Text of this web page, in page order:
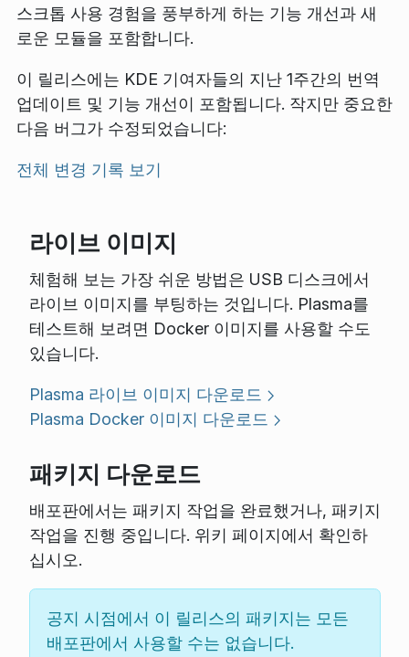
스크톱 사용 경험을 풍부하게 하는 기능 개선과 새
로운 모듈을 포함합니다.
이 릴리스에는 KDE 기여자들의 지난 1주간의 번역
업데이트 및 기능 개선이 포함됩니다. 작지만 중요한
다음 버그가 수정되었습니다:
전체 변경 기록 보기
라이브 이미지
체험해 보는 가장 쉬운 방법은 USB 디스크에서
라이브 이미지를 부팅하는 것입니다. Plasma를
테스트해 보려면 Docker 이미지를 사용할 수도
있습니다.
Plasma 라이브 이미지 다운로드
Plasma Docker 이미지 다운로드
패키지 다운로드
배포판에서는 패키지 작업을 완료했거나, 패키지
작업을 진행 중입니다. 위키 페이지에서 확인하
십시오.
공지 시점에서 이 릴리스의 패키지는 모든
배포판에서 사용할 수는 없습니다.